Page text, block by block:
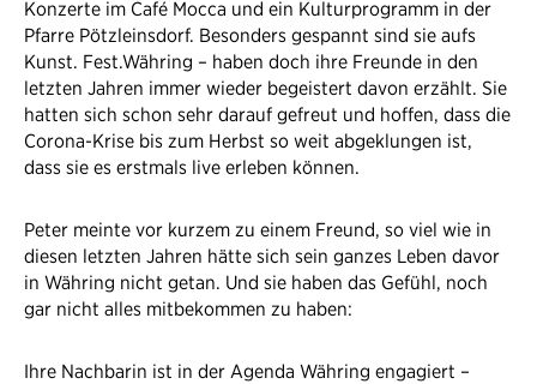
Konzerte im Café Mocca und ein Kulturprogramm in der
Pfarre Pötzleinsdorf. Besonders gespannt sind sie aufs
Kunst. Fest.Währing – haben doch ihre Freunde in den
letzten Jahren immer wieder begeistert davon erzählt. Sie
hatten sich schon sehr darauf gefreut und hoffen, dass die
Corona-Krise bis zum Herbst so weit abgeklungen ist,
dass sie es erstmals live erleben können.​
Peter meinte vor kurzem zu einem Freund, so viel wie in
diesen letzten Jahren hätte sich sein ganzes Leben davor
in Währing nicht getan. Und sie haben das Gefühl, noch
gar nicht alles mitbekommen zu haben:
Ihre Nachbarin ist in der Agenda Währing engagiert –